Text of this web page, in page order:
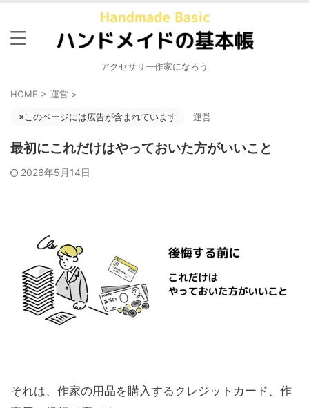
アクセサリー作家になろう
HOME > 運営 >
※このページには広告が含まれています 運営
最初にこれだけはやっておいた方がいいこと
2026年5月14日
それは、作家の用品を購入するクレジットカード、作